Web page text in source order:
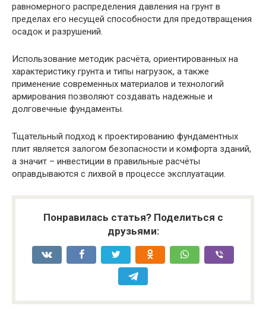
равномерного распределения давления на грунт в
пределах его несущей способности для предотвращения
осадок и разрушений.
Использование методик расчёта, ориентированных на
характеристику грунта и типы нагрузок, а также
применение современных материалов и технологий
армирования позволяют создавать надежные и
долговечные фундаменты.
Тщательный подход к проектированию фундаментных
плит является залогом безопасности и комфорта зданий,
а значит – инвестиции в правильные расчёты
оправдываются с лихвой в процессе эксплуатации.
Понравилась статья? Поделиться с
друзьями: